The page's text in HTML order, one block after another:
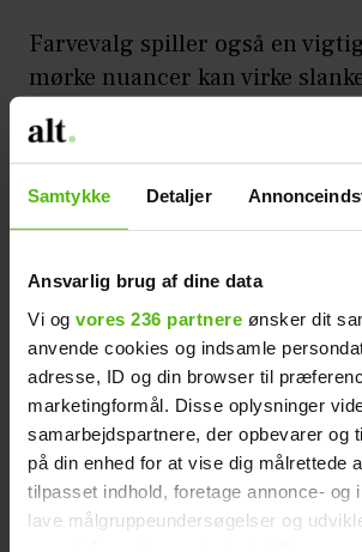
Samtykke Detaljer
Ansvarlig brug af dine data
Vi og vores 236 partnere ønsker dit
anvende cookies og indsamle
adresse, ID og din browser til
marketingformål. Disse oplysninger
samarbejdspartnere, der opbevarer og
på din enhed for at vise dig målrettede
tilpasset indhold, foretage annonce- og
lave målgruppeundersøgelser og
Farvevalg spiller også en
mørke nuancer kan virke
lyse farver eller mønstre
specifikke områder. Det er
hvad der får dig til at føle dig
være, vil der være en stilfuld
derude for dig.
I de senere år harplus size
vundet popularitet, hvilket
bevægelse mod inklusivitet og
alle kropstyper. Denne
det lettere for alle kvinder at